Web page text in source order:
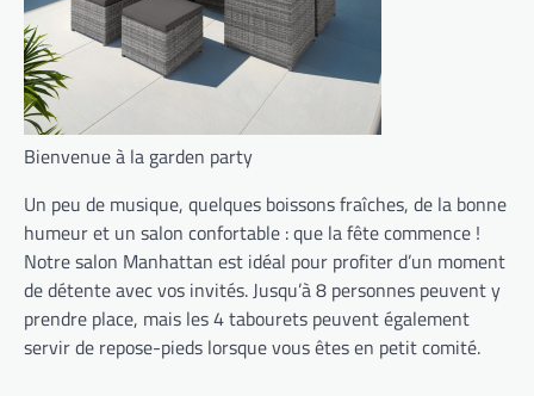
Bienvenue à la garden party
Un peu de musique, quelques boissons fraîches, de la bonne
humeur et un salon confortable : que la fête commence !
Notre salon Manhattan est idéal pour profiter d’un moment
de détente avec vos invités. Jusqu’à 8 personnes peuvent y
prendre place, mais les 4 tabourets peuvent également
servir de repose-pieds lorsque vous êtes en petit comité.